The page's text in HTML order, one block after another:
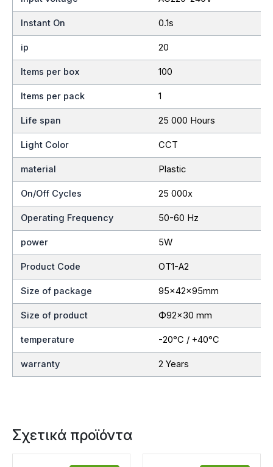
Instant On 0.1s
ip 20
Items per box 100
Items per pack 1
Life span 25 000 Hours
Light Color CCT
material Plastic
On/Off Cycles 25 000x
Operating Frequency 50-60 Hz
power 5W
Product Code OT1-A2
Size of package 95x42x95mm
Size of product Ф92×30 mm
temperature -20°C / +40°C
warranty 2 Years
Σχετικά προϊόντα